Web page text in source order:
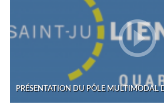
PRÉSENTATION DU PÔLE MULTIMODAL